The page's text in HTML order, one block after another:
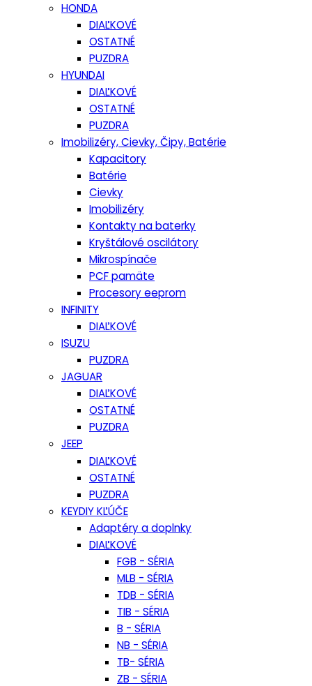
HONDA
DIAĽKOVÉ
OSTATNÉ
PUZDRA
HYUNDAI
DIAĽKOVÉ
OSTATNÉ
PUZDRA
Imobilizéry, Cievky, Čipy, Batérie
Kapacitory
Batérie
Cievky
Imobilizéry
Kontakty na baterky
Kryštálové oscilátory
Mikrospínače
PCF pamäte
Procesory eeprom
INFINITY
DIAĽKOVÉ
ISUZU
PUZDRA
JAGUAR
DIAĽKOVÉ
OSTATNÉ
PUZDRA
JEEP
DIAĽKOVÉ
OSTATNÉ
PUZDRA
KEYDIY KĽÚČE
Adaptéry a doplnky
DIAĽKOVÉ
FGB - SÉRIA
MLB - SÉRIA
TDB - SÉRIA
TIB - SÉRIA
B - SÉRIA
NB - SÉRIA
TB- SÉRIA
ZB - SÉRIA